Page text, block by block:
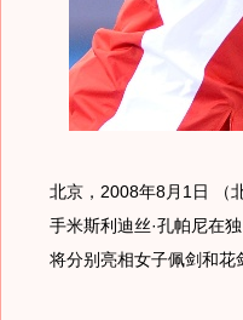
北京，2008年8月1日 （
手米斯利迪丝·孔帕尼在
将分别亮相女子佩剑和